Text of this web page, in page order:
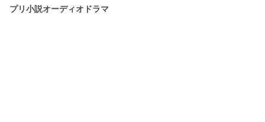
プリ小説オーディオドラマ